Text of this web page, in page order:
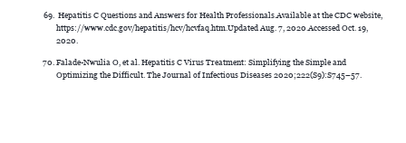
Hepatitis C Questions and Answers for Health Professionals.Available at the CDC website,
https://www.cdc.gov/hepatitis/hcv/hcvfaq.htm.Updated Aug. 7, 2020.Accessed Oct. 19,
2020.
Falade-Nwulia O, et al. Hepatitis C Virus Treatment: Simplifying the Simple and
Optimizing the Difficult. The Journal of Infectious Diseases 2020;222(S9):S745–57.